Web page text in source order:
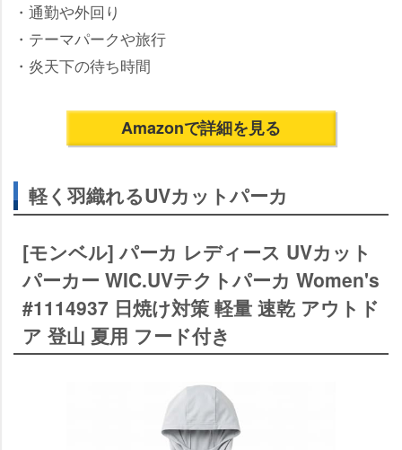
・通勤や外回り
・テーマパークや旅行
・炎天下の待ち時間
Amazonで詳細を見る
軽く羽織れるUVカットパーカ
[モンベル] パーカ レディース UVカット
パーカー WIC.UVテクトパーカ Women's
#1114937 日焼け対策 軽量 速乾 アウトド
ア 登山 夏用 フード付き